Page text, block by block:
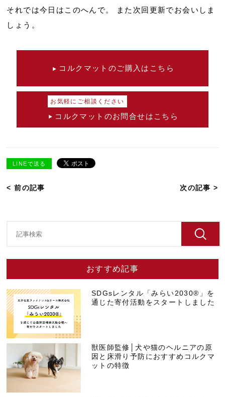
それでは今日はこのへんで。 また次回更新でお会いしま
しょう。
コルクマットのご購入はこちら
お気軽にご相談ください
コルクマットのお問合せはこちら
LINEで送る
< 前の記事 次の記事 >
おすすめ記事
SDGsレンタル「みらい2030®」を
通じた寄付活動をスタートしました
獣医師監修│犬や猫のヘルニアの原
因と床滑り予防におすすめコルクマ
ットの特徴